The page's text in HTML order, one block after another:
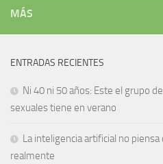
MÁS
ENTRADAS RECIENTES
Ni 40 ni 50 años: Este el grupo
sexuales tiene en verano
La inteligencia artificial no
realmente